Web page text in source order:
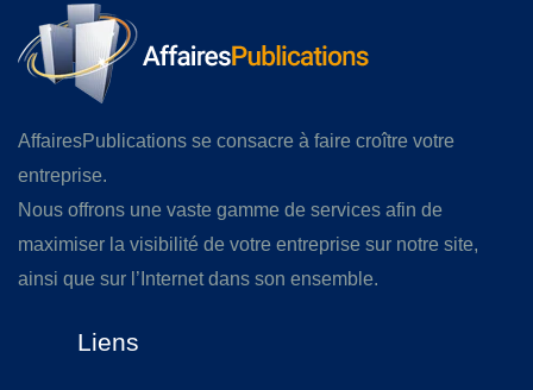
AffairesPublications se consacre à faire croître votre
entreprise.
Nous offrons une vaste gamme de services afin de
maximiser la visibilité de votre entreprise sur notre site,
ainsi que sur l’Internet dans son ensemble.
Liens